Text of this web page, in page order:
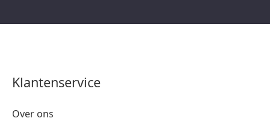
Klantenservice
Over ons